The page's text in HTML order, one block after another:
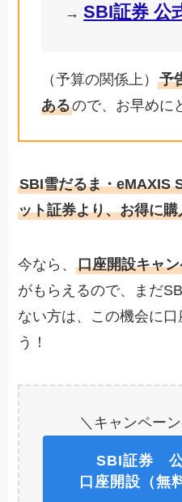
→SBI証券 公
（予算の関係上）予
あるので、お早めに
SBI雪だるま・eMAXIS
ット証券より、お得に
今なら、口座開設キャ
がもらえるので、まだ
ない方は、この機会に
う！
＼キャンペー
SBI証券 公
口座開設（無